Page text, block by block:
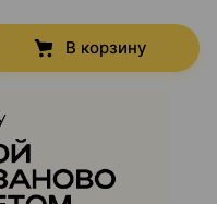
В корзину